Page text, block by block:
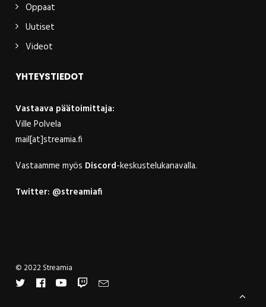
Oppaat
Uutiset
Videot
YHTEYSTIEDOT
Vastaava päätoimittaja:
Ville Polvela
mail[at]streamia.fi
Vastaamme myös Discord-keskustelukanavalla.
Twitter: @streamiafi
© 2022 Streamia